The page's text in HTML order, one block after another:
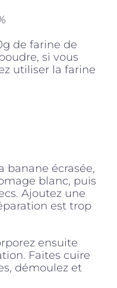
de farine de
si vous
utiliser la farine
banane écrasée,
blanc, puis
Ajoutez une
est trop
ensuite
Faites cuire
démoulez et